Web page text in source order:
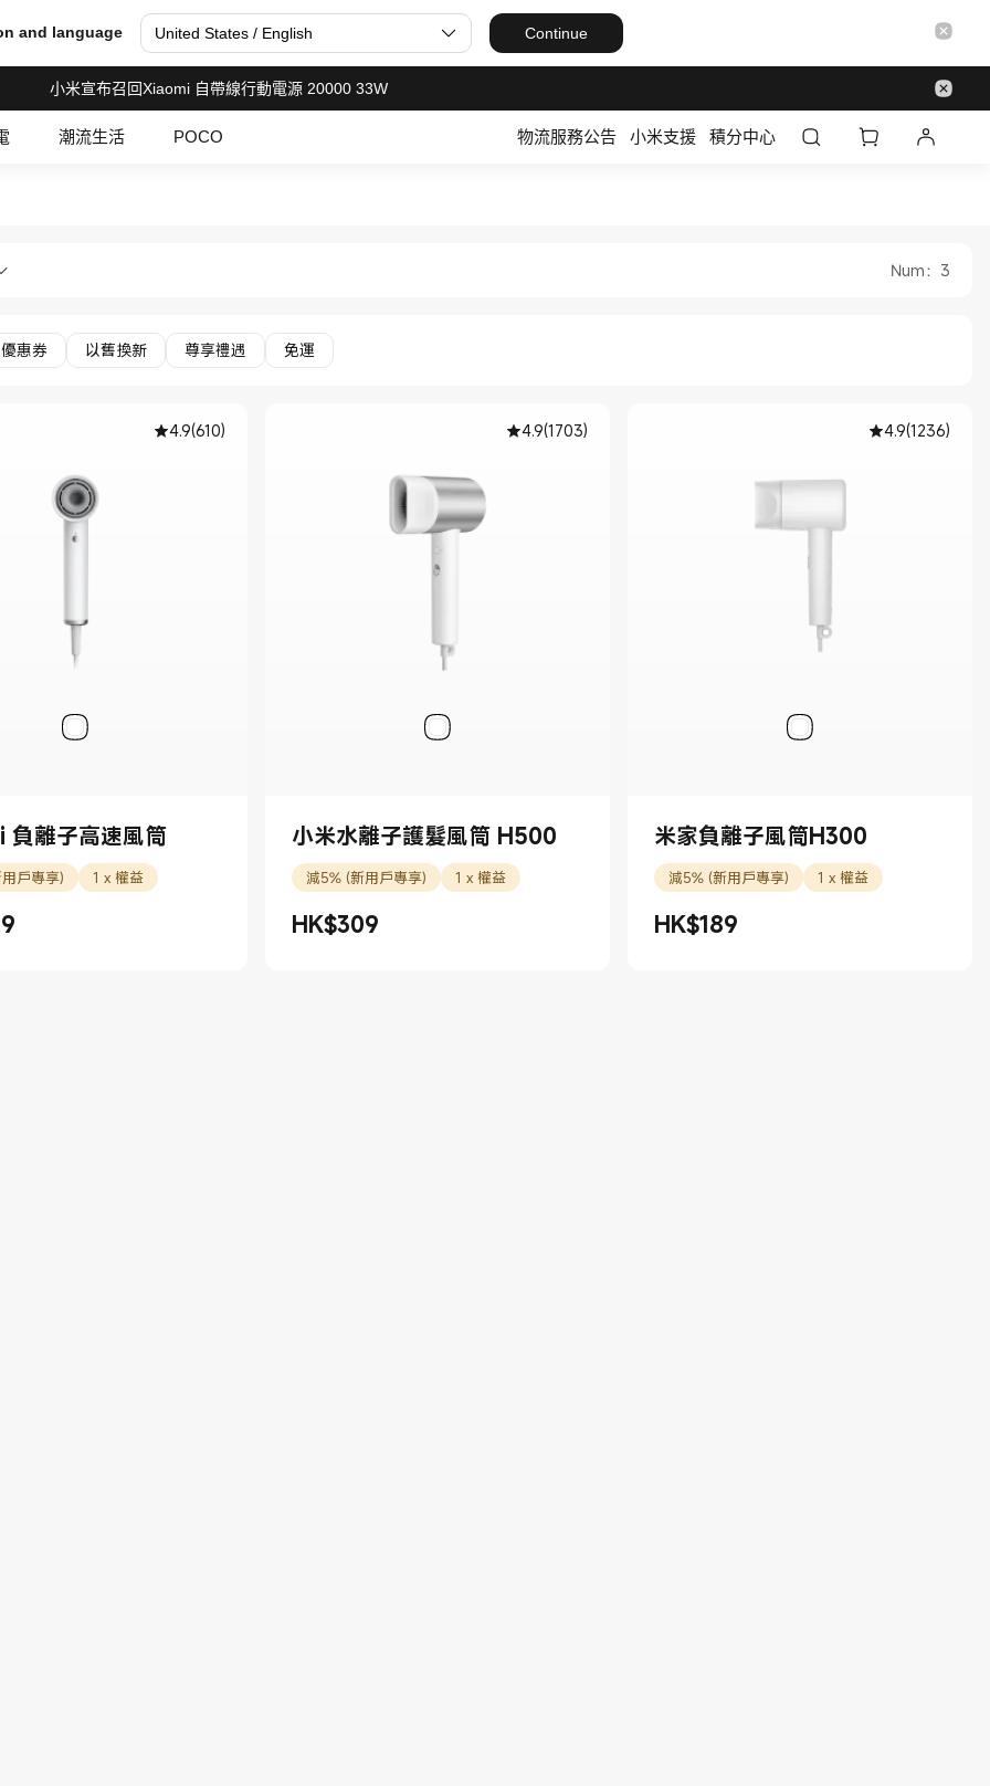
and language United States / English Continue
小米宣布召回Xiaomi 自帶線行動電源 20000 33W
潮流生活 POCO 物流服務公告 小米支援 積分中心
米香港官網 Official Store
Num： 3
優惠券 以舊換新 尊享禮遇 免運
4.9(610)
離子高速風筒
戶專享) 1 x 權益
4.9(1703)
小米水離子護髮風筒 H500
減5% (新用戶專享) 1 x 權益
HK$309
現價 HK$309.00
4.9(1236)
米家負離子風筒H300
減5% (新用戶專享) 1 x 權益
HK$189
現價 HK$189.00